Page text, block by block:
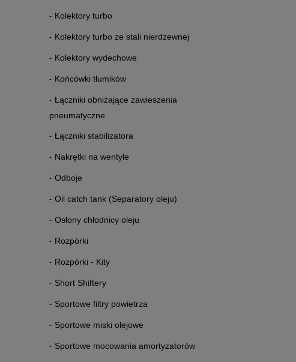
Kolektory turbo
Kolektory turbo ze stali nierdzewnej
Kolektory wydechowe
Końcówki tłumików
Łączniki obniżające zawieszenia
pneumatyczne
Łączniki stabilizatora
Nakrętki na wentyle
Odboje
Oil catch tank (Separatory oleju)
Osłony chłodnicy oleju
Rozpórki
Rozpórki - Kity
Short Shiftery
Sportowe filtry powietrza
Sportowe miski olejowe
Sportowe mocowania amortyzatorów